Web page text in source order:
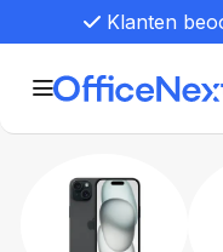
Klanten